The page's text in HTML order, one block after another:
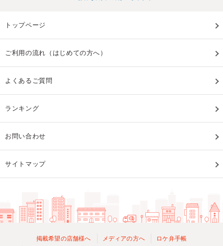
トップページ
ご利用の流れ（はじめての方へ）
よくあるご質問
ランキング
お問い合わせ
サイトマップ
掲載希望の店舗様へ メディアの方へ ロケ弁手帳